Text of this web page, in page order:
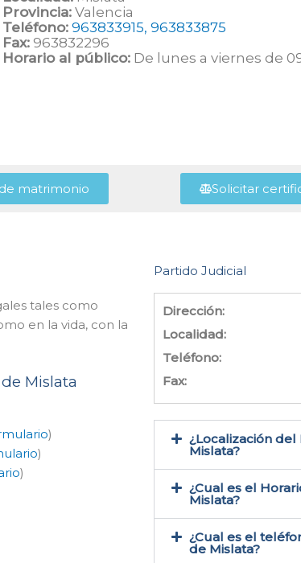
Provincia: Valencia
Teléfono: 963833915, 963833875
Fax: 963832296
Horario al público: De lunes a viernes de
matrimonio Solicitar
tales como
en la vida, con la
Mislata
)
)
)
Partido Judicial
Dirección:
Localidad:
Teléfono:
Fax:
¿Localización del
Mislata​?
¿Cual es el
Mislata?
¿Cual es el
de Mislata​?